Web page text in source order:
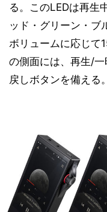
る。このLEDは再生
ッド・グリーン・ブ
ボリュームに応じて
の側面には、再生/
戻しボタンを備える。